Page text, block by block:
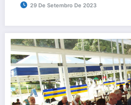
29 De Setembro De 2023